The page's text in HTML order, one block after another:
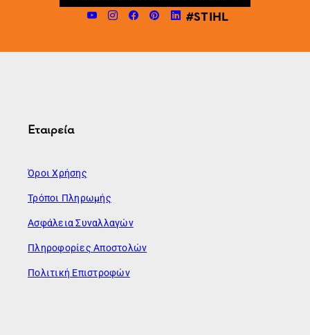
#STIHL
Εταιρεία
Όροι Χρήσης
Τρόποι Πληρωμής
Ασφάλεια Συναλλαγών
Πληροφορίες Αποστολών
Πολιτική Επιστροφών